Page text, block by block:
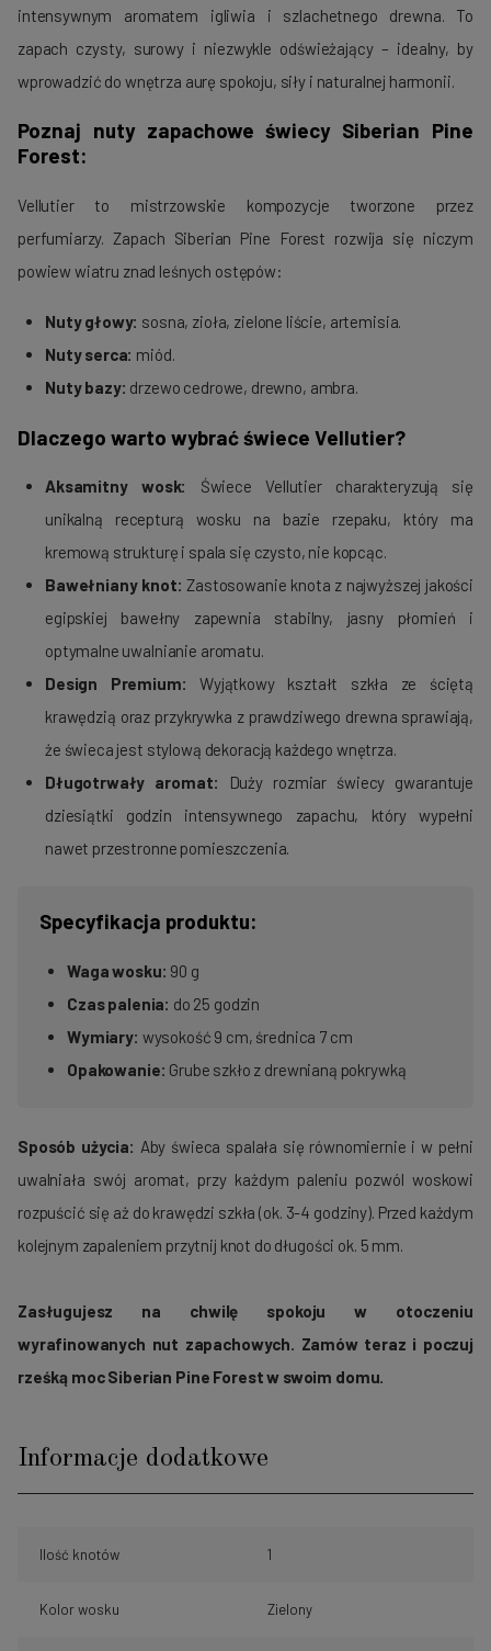
intensywnym aromatem igliwia i szlachetnego drewna. To
zapach czysty, surowy i niezwykle odświeżający – idealny, by
wprowadzić do wnętrza aurę spokoju, siły i naturalnej harmonii.
Poznaj nuty zapachowe świecy Siberian Pine
Forest:
Vellutier to mistrzowskie kompozycje tworzone przez
perfumiarzy. Zapach Siberian Pine Forest rozwija się niczym
powiew wiatru znad leśnych ostępów:
Nuty głowy: sosna, zioła, zielone liście, artemisia.
Nuty serca: miód.
Nuty bazy: drzewo cedrowe, drewno, ambra.
Dlaczego warto wybrać świece Vellutier?
Aksamitny wosk:
Świece Vellutier charakteryzują się
unikalną recepturą wosku na bazie rzepaku, który ma
kremową strukturę i spala się czysto, nie kopcąc.
Bawełniany knot: Zastosowanie knota z najwyższej jakości
egipskiej bawełny zapewnia stabilny, jasny płomień i
optymalne uwalnianie aromatu.
Design Premium: Wyjątkowy kształt szkła ze ściętą
krawędzią oraz przykrywka z prawdziwego drewna sprawiają,
że świeca jest stylową dekoracją każdego wnętrza.
Długotrwały aromat: Duży rozmiar świecy gwarantuje
dziesiątki godzin intensywnego zapachu, który wypełni
nawet przestronne pomieszczenia.
Specyfikacja produktu:
Waga wosku: 90 g
Czas palenia: do 25 godzin
Wymiary: wysokość 9 cm, średnica 7 cm
Opakowanie: Grube szkło z drewnianą pokrywką
Sposób użycia: Aby świeca spalała się równomiernie i w pełni
uwalniała swój aromat, przy każdym paleniu pozwól woskowi
rozpuścić się aż do krawędzi szkła (ok. 3-4 godziny). Przed każdym
kolejnym zapaleniem przytnij knot do długości ok. 5 mm.
Zasługujesz na chwilę spokoju w otoczeniu
wyrafinowanych nut zapachowych. Zamów teraz i poczuj
rześką moc Siberian Pine Forest w swoim domu.
Informacje dodatkowe
Ilość knotów 1
Kolor wosku Zielony